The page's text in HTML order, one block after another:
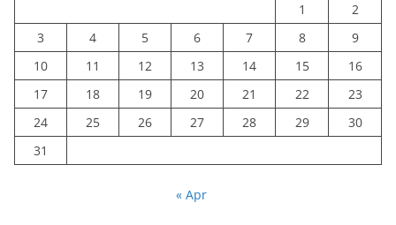
1
2
3
4 5 6 7 8
9
10
11 12 13 14 15
16
17
18 19 20 21 22
23
24
25 26 27 28 29
30
31
« Apr